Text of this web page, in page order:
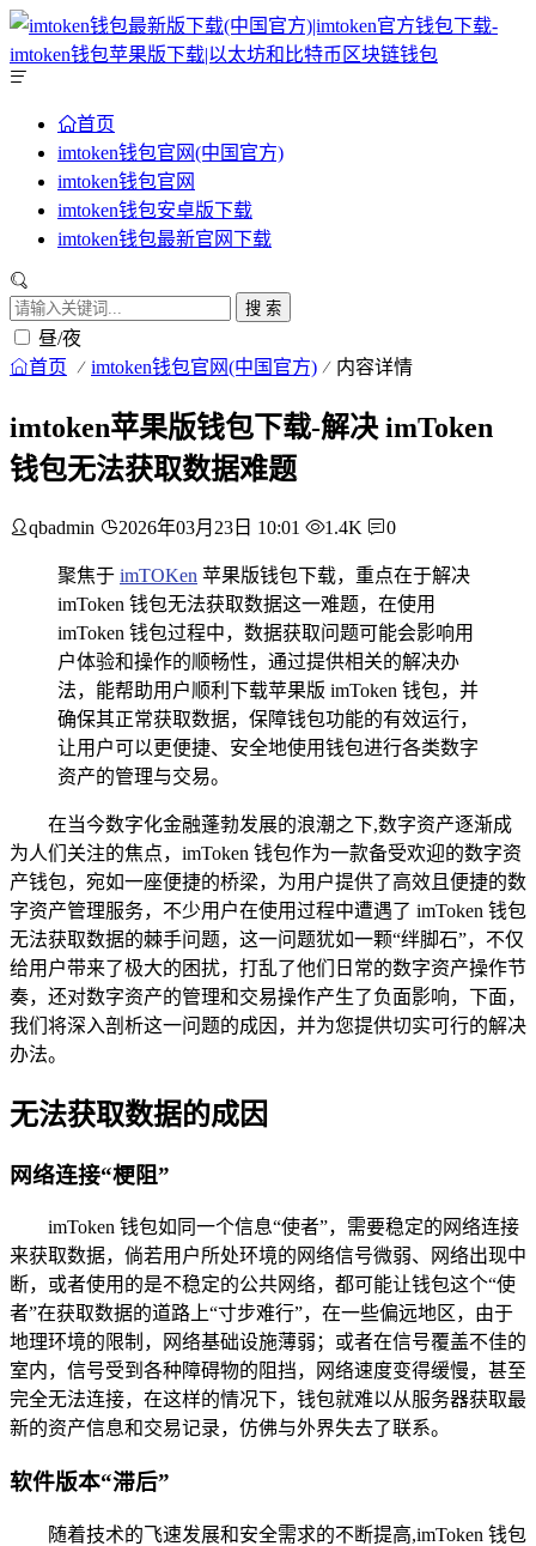
首页
imtoken钱包官网(中国官方)
imtoken钱包官网
imtoken钱包安卓版下载
imtoken钱包最新官网下载
搜 索
昼/夜
首页 imtoken钱包官网(中国官方) 内容详情
imtoken苹果版钱包下载-解决 imToken
钱包无法获取数据难题
qbadmin 2026年03月23日 10:01 1.4K 0
聚焦于 imTOKen 苹果版钱包下载，重点在于解决
imToken 钱包无法获取数据这一难题，在使用
imToken 钱包过程中，数据获取问题可能会影响用
户体验和操作的顺畅性，通过提供相关的解决办
法，能帮助用户顺利下载苹果版 imToken 钱包，并
确保其正常获取数据，保障钱包功能的有效运行，
让用户可以更便捷、安全地使用钱包进行各类数字
资产的管理与交易。
在当今数字化金融蓬勃发展的浪潮之下,数字资产逐渐成
为人们关注的焦点，imToken 钱包作为一款备受欢迎的数字资
产钱包，宛如一座便捷的桥梁，为用户提供了高效且便捷的数
字资产管理服务，不少用户在使用过程中遭遇了 imToken 钱包
无法获取数据的棘手问题，这一问题犹如一颗“绊脚石”，不仅
给用户带来了极大的困扰，打乱了他们日常的数字资产操作节
奏，还对数字资产的管理和交易操作产生了负面影响，下面，
我们将深入剖析这一问题的成因，并为您提供切实可行的解决
办法。
无法获取数据的成因
网络连接“梗阻”
imToken 钱包如同一个信息“使者”，需要稳定的网络连接
来获取数据，倘若用户所处环境的网络信号微弱、网络出现中
断，或者使用的是不稳定的公共网络，都可能让钱包这个“使
者”在获取数据的道路上“寸步难行”，在一些偏远地区，由于
地理环境的限制，网络基础设施薄弱；或者在信号覆盖不佳的
室内，信号受到各种障碍物的阻挡，网络速度变得缓慢，甚至
完全无法连接，在这样的情况下，钱包就难以从服务器获取最
新的资产信息和交易记录，仿佛与外界失去了联系。
软件版本“滞后”
随着技术的飞速发展和安全需求的不断提高,imToken 钱包